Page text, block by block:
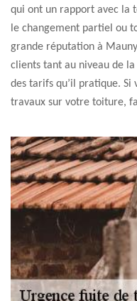
qui ont un rapport avec la
le changement partiel ou
grande réputation à
clients tant au niveau de
des tarifs qu’il pratique. Si
travaux sur votre toiture,